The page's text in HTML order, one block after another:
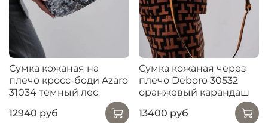
Сумка кожаная на
плечо кросс-боди Azaro
31034 темный лес
12940 руб
Сумка кожаная через
плечо Deboro 30532
оранжевый карандаш
13400 руб